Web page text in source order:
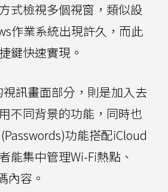
式檢視多個視窗，類似設
作業系統出現許久，而此
鍵快速實現。
訊畫面部分，則是加入去
不同背景的功能，同時也
功能搭配iCloud
能集中管理Wi-Fi熱點、
內容。